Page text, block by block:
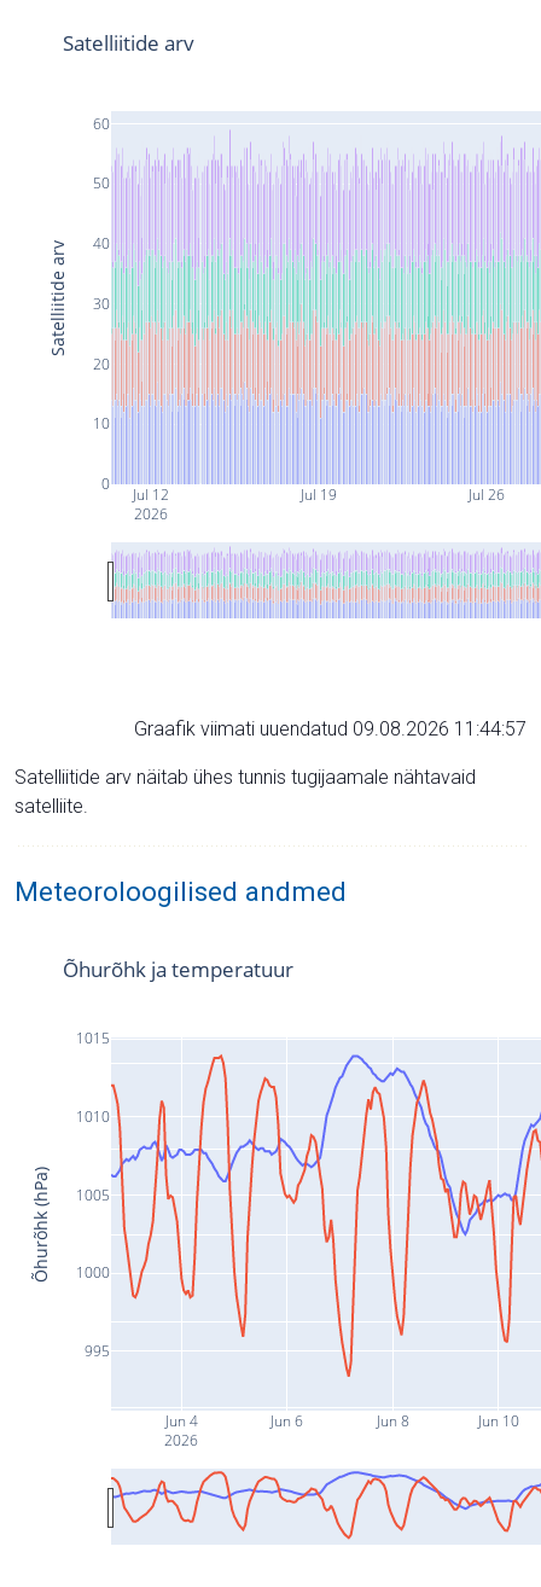
Jul 12
2026
Jul 19 Jul 26
0
10
20
30
40
50
60
Satelliitide arv
Satelliitide arv
Graafik viimati uuendatud 09.08.2026 11:44:57
Satelliitide arv näitab ühes tunnis tugijaamale nähtavaid
satelliite.
Meteoroloogilised andmed
Jun 4
2026
Jun 6 Jun 8 Jun 10
995
1000
1005
1010
1015
Õhurõhk ja temperatuur
Õhurõhk (hPa)